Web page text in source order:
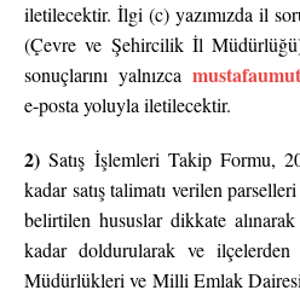
iletilecektir. İlgi (c) yazımızda il
(Çevre ve Şehircilik İl
sonuçlarını yalnızca
e-posta yoluyla iletilecektir.
2) Satış İşlemleri Takip Formu,
kadar satış talimatı verilen
belirtilen hususlar dikkate
kadar doldurularak ve
Müdürlükleri ve Milli Emlak Dairesi